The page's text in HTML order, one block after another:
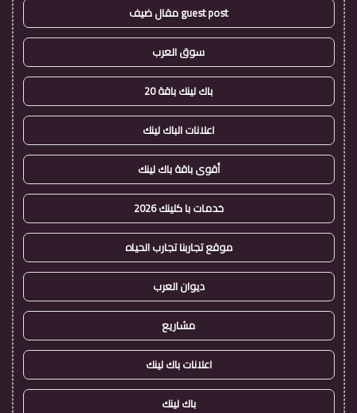
guest post مقال ضيف
سوق العرب
باك لينك باقة 20
اعلانات الباك لينك
أقوى باقة باك لينك
خدمات با كلينك 2026
موقع تجاربنا تجارب الحياه
ديوان العرب
مشاريع
اعلانات باك لينك
باك لينك